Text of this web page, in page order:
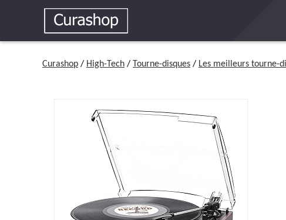
Curashop / High-Tech / Tourne-disques / Les meilleurs tourne-